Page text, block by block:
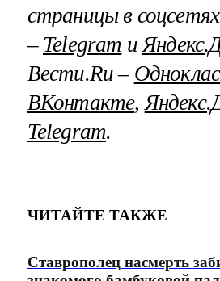
страницы в
– Telegram и
Вести.Ru –
ВКонтакте,
Telegram.
ЧИТАЙТЕ ТАКЖЕ
Ставрополец насмерть